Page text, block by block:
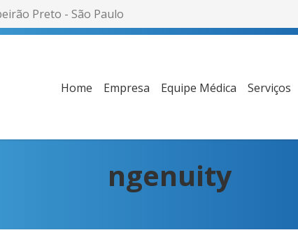
Preto - São Paulo
Home Empresa Equipe Médica Serviços
ngenuity